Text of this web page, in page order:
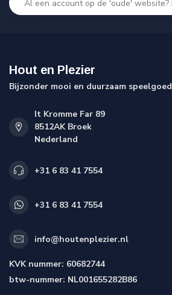
Hout en Plezier
Bijzonder mooi en duurzaam speelgoed
It Kromme Far 89
8512AK Broek
Nederland
+31 6 83 41 7554
+31 6 83 41 7554
info@houtenplezier.nl
KVK nummer: 60682744
btw-nummer: NL001655282B86